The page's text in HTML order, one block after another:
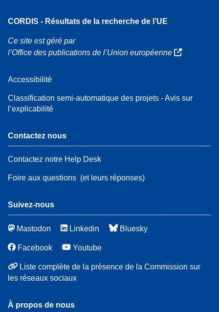
CORDIS - Résultats de la recherche de l’UE
Ce site est géré par
l’Office des publications de l’Union européenne
Accessibilité
Classification semi-automatique des projets - Avis sur
l’explicabilité
Contactez nous
Contactez notre Help Desk
Foire aux questions (et leurs réponses)
Suivez-nous
Mastodon Linkedin Bluesky
Facebook Youtube
Liste complète de la présence de la Commission sur
les réseaux sociaux
À propos de nous